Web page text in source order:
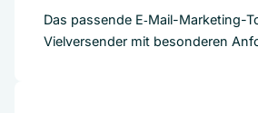
Das passende E‑Mail-Marketing-
Vielversender mit besonderen